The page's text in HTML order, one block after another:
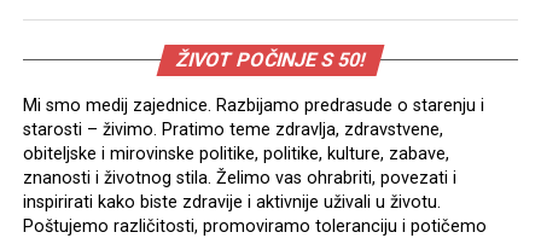
ŽIVOT POČINJE S 50!
Mi smo medij zajednice. Razbijamo predrasude o starenju i
starosti – živimo. Pratimo teme zdravlja, zdravstvene,
obiteljske i mirovinske politike, politike, kulture, zabave,
znanosti i životnog stila. Želimo vas ohrabriti, povezati i
inspirirati kako biste zdravije i aktivnije uživali u životu.
Poštujemo različitosti, promoviramo toleranciju i potičemo